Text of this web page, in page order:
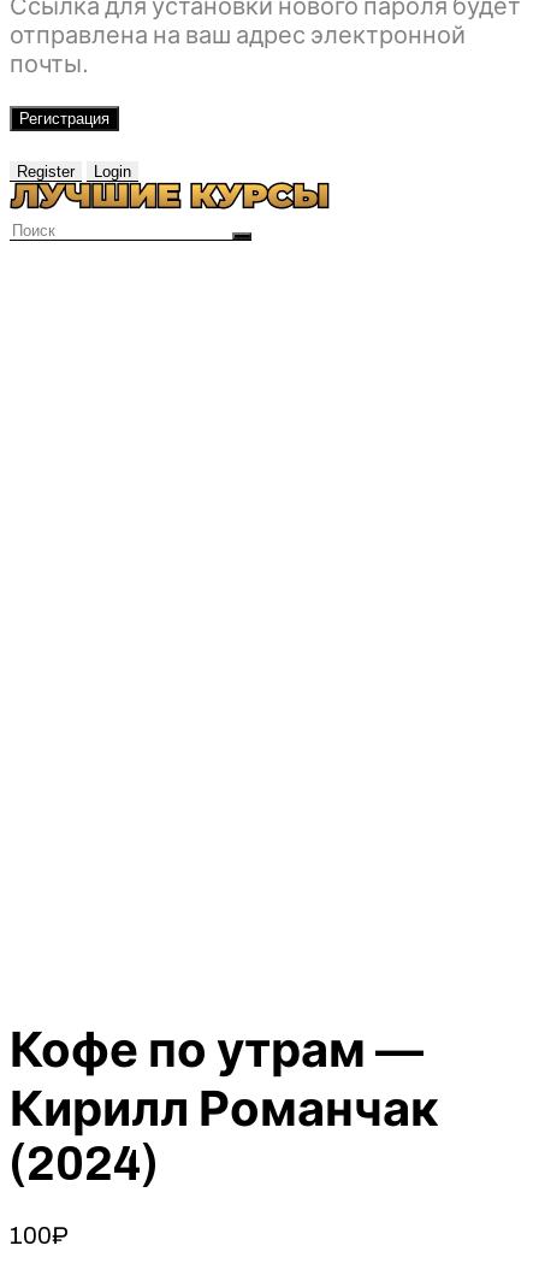
Ссылка для установки нового пароля будет
отправлена ​​на ваш адрес электронной
почты.
Регистрация
Register Login
Кофе по утрам —
Кирилл Романчак
(2024)
100₽